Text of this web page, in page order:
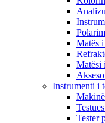
Matës
Matësi
Instrumenti i
Tester